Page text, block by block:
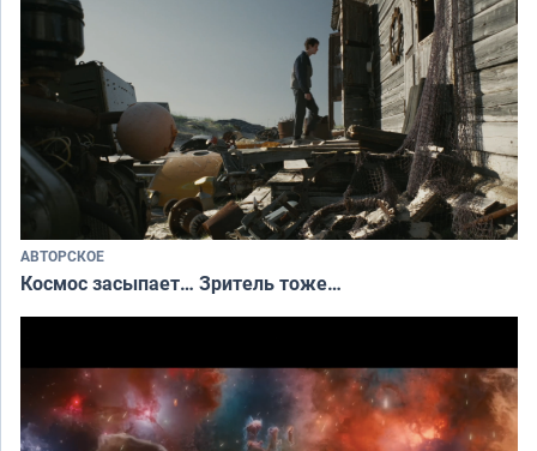
АВТОРСКОЕ
Космос засыпает… Зритель тоже…